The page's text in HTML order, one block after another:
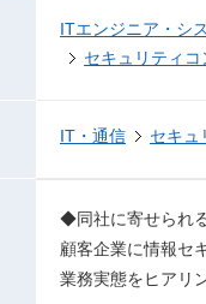
ITエンジニア・シ
セキュリティコ
IT・通信 セキュ
◆同社に寄せられ
顧客企業に情報セ
業務実態をヒアリ